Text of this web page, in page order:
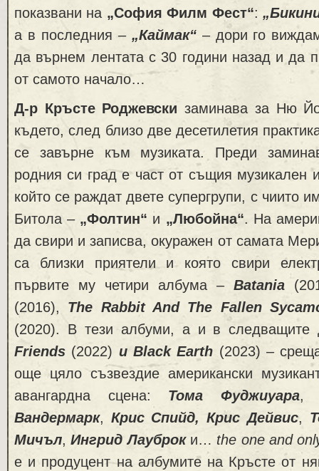
показвани на „София Филм Фест“:
а в последния – „Каймак“– дори го
да върнем лентата с 30 години назад и да
от самото начало…
Д-р Кръсте Роджевски заминава за Ню
където, след близо две десетилетия
се завърне към музиката. Преди
родния си град е част от същия музикален
който се раждат двете супергрупи, с чиито
Битола – „Фолтин“ и „Любойна“. На
да свири и записва, окуражен от самата
са близки приятели и която свири
първите му четири албума – Batania
(2016), The Rabbit And The Fallen
(2020). В тези албуми, а и в
Friends (2022) и Black Еarth (2023) –
още цяло съзвездие американски
авангардна сцена: Тома Фуджиуара
Вандермарк, Крис Спийд, Крис Дейвис,
Мичъл,Ингрид Лауброки… the one and
е и продуцент на албумите на Кръсте от